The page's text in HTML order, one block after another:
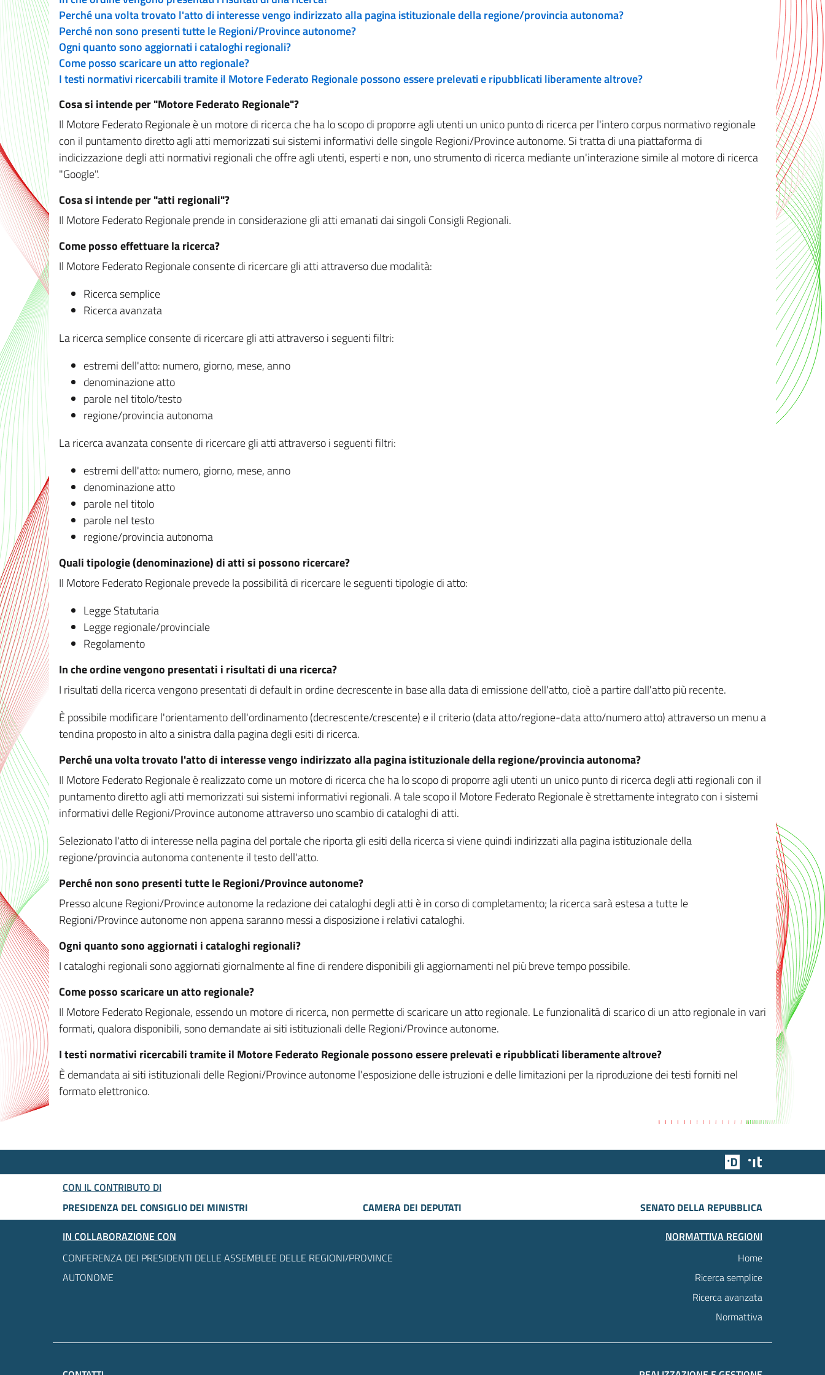
Perché una volta trovato l'atto di interesse vengo indirizzato alla pagina istituzionale della regione/provincia autonoma?
Perché non sono presenti tutte le Regioni/Province autonome?
Ogni quanto sono aggiornati i cataloghi regionali?
Come posso scaricare un atto regionale?
I testi normativi ricercabili tramite il Motore Federato Regionale possono essere prelevati e ripubblicati liberamente altrove?
Cosa si intende per "Motore Federato Regionale"?
Il Motore Federato Regionale è un motore di ricerca che ha lo scopo di proporre agli utenti un unico punto di ricerca per l'intero corpus normativo regionale
con il puntamento diretto agli atti memorizzati sui sistemi informativi delle singole Regioni/Province autonome. Si tratta di una piattaforma di
indicizzazione degli atti normativi regionali che offre agli utenti, esperti e non, uno strumento di ricerca mediante un'interazione simile al motore di ricerca
"Google".
Cosa si intende per "atti regionali"?
Il Motore Federato Regionale prende in considerazione gli atti emanati dai singoli Consigli Regionali.
Come posso effettuare la ricerca?
Il Motore Federato Regionale consente di ricercare gli atti attraverso due modalità:
Ricerca semplice
Ricerca avanzata
La ricerca semplice consente di ricercare gli atti attraverso i seguenti filtri:
estremi dell'atto: numero, giorno, mese, anno
denominazione atto
parole nel titolo/testo
regione/provincia autonoma
La ricerca avanzata consente di ricercare gli atti attraverso i seguenti filtri:
estremi dell'atto: numero, giorno, mese, anno
denominazione atto
parole nel titolo
parole nel testo
regione/provincia autonoma
Quali tipologie (denominazione) di atti si possono ricercare?
Il Motore Federato Regionale prevede la possibilità di ricercare le seguenti tipologie di atto:
Legge Statutaria
Legge regionale/provinciale
Regolamento
In che ordine vengono presentati i risultati di una ricerca?
I risultati della ricerca vengono presentati di default in ordine decrescente in base alla data di emissione dell'atto, cioè a partire dall'atto più recente.
È possibile modificare l'orientamento dell'ordinamento (decrescente/crescente) e il criterio (data atto/regione-data atto/numero atto) attraverso un menu a
tendina proposto in alto a sinistra dalla pagina degli esiti di ricerca.
Perché una volta trovato l'atto di interesse vengo indirizzato alla pagina istituzionale della regione/provincia autonoma?
Il Motore Federato Regionale è realizzato come un motore di ricerca che ha lo scopo di proporre agli utenti un unico punto di ricerca degli atti regionali con il
puntamento diretto agli atti memorizzati sui sistemi informativi regionali. A tale scopo il Motore Federato Regionale è strettamente integrato con i sistemi
informativi delle Regioni/Province autonome attraverso uno scambio di cataloghi di atti.
Selezionato l'atto di interesse nella pagina del portale che riporta gli esiti della ricerca si viene quindi indirizzati alla pagina istituzionale della
regione/provincia autonoma contenente il testo dell'atto.
Perché non sono presenti tutte le Regioni/Province autonome?
Presso alcune Regioni/Province autonome la redazione dei cataloghi degli atti è in corso di completamento; la ricerca sarà estesa a tutte le
Regioni/Province autonome non appena saranno messi a disposizione i relativi cataloghi.
Ogni quanto sono aggiornati i cataloghi regionali?
I cataloghi regionali sono aggiornati giornalmente al fine di rendere disponibili gli aggiornamenti nel più breve tempo possibile.
Come posso scaricare un atto regionale?
Il Motore Federato Regionale, essendo un motore di ricerca, non permette di scaricare un atto regionale. Le funzionalità di scarico di un atto regionale in vari
formati, qualora disponibili, sono demandate ai siti istituzionali delle Regioni/Province autonome.
I testi normativi ricercabili tramite il Motore Federato Regionale possono essere prelevati e ripubblicati liberamente altrove?
È demandata ai siti istituzionali delle Regioni/Province autonome l'esposizione delle istruzioni e delle limitazioni per la riproduzione dei testi forniti nel
formato elettronico.
Team Digitale
CON IL CONTRIBUTO DI
PRESIDENZA DEL CONSIGLIO DEI MINISTRI
CAMERA DEI DEPUTATI
SENATO DELLA REPUBBLICA
IN COLLABORAZIONE CON
CONFERENZA DEI PRESIDENTI DELLE ASSEMBLEE DELLE REGIONI/PROVINCE
AUTONOME
NORMATTIVA REGIONI
Home
Ricerca semplice
Ricerca avanzata
Normattiva